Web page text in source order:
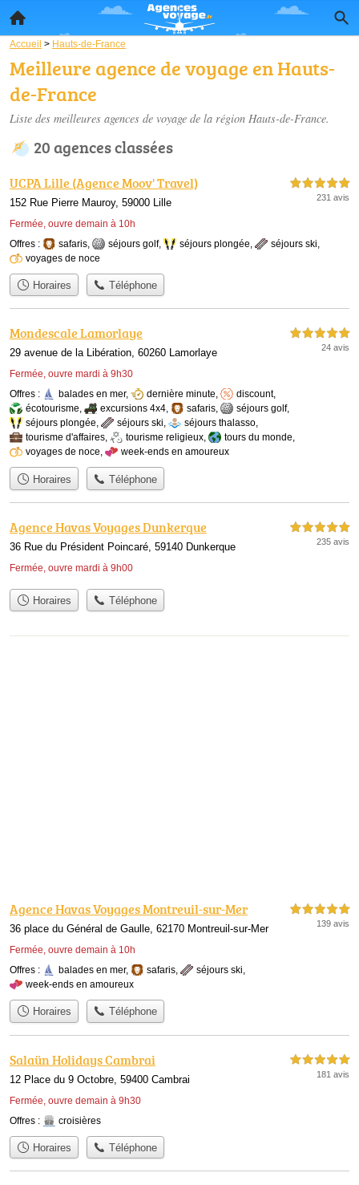
Accueil > Hauts-de-France
Meilleure agence de voyage en Hauts-
de-France
Liste des meilleures agences de voyage de la région Hauts-de-France.
20 agences classées
UCPA Lille (Agence Moov' Travel)
152 Rue Pierre Mauroy, 59000 Lille
Fermée, ouvre demain à 10h
5,0 étoiles sur 5
231 avis
Offres : safaris, séjours golf, séjours plongée, séjours ski,
voyages de noce
Horaires Téléphone
Mondescale Lamorlaye
29 avenue de la Libération, 60260 Lamorlaye
Fermée, ouvre mardi à 9h30
5,0 étoiles sur 5
24 avis
Offres : balades en mer, dernière minute, discount,
écotourisme, excursions 4x4, safaris, séjours golf,
séjours plongée, séjours ski, séjours thalasso,
tourisme d'affaires, tourisme religieux, tours du monde,
voyages de noce, week-ends en amoureux
Horaires Téléphone
Agence Havas Voyages Dunkerque
36 Rue du Président Poincaré, 59140 Dunkerque
Fermée, ouvre mardi à 9h00
5,0 étoiles sur 5
235 avis
Horaires Téléphone
Agence Havas Voyages Montreuil-sur-Mer
36 place du Général de Gaulle, 62170 Montreuil-sur-Mer
Fermée, ouvre demain à 10h
5,0 étoiles sur 5
139 avis
Offres : balades en mer, safaris, séjours ski,
week-ends en amoureux
Horaires Téléphone
Salaün Holidays Cambrai
12 Place du 9 Octobre, 59400 Cambrai
Fermée, ouvre demain à 9h30
5,0 étoiles sur 5
181 avis
Offres : croisières
Horaires Téléphone